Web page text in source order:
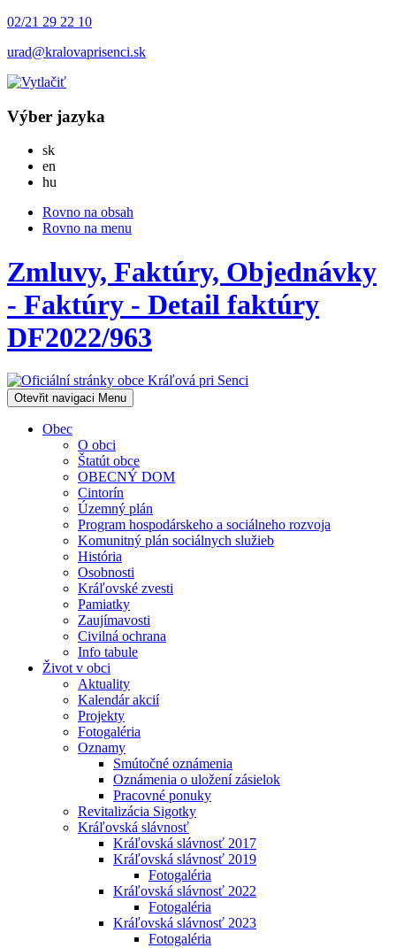
02/21 29 22 10
urad@kralovaprisenci.sk
Výber jazyka
skSlovensky
en
hu
Rovno na obsah
Rovno na menu
Zmluvy, Faktúry, Objednávky
- Faktúry - Detail faktúry
DF2022/963
Otevřit navigaci Menu
Obec
O obci
Štatút obce
OBECNÝ DOM
Cintorín
Územný plán
Program hospodárskeho a sociálneho rozvoja
Komunitný plán sociálnych služieb
História
Osobnosti
Kráľovské zvesti
Pamiatky
Zaujímavosti
Civilná ochrana
Info tabule
Život v obci
Aktuality
Kalendár akcií
Projekty
Fotogaléria
Oznamy
Smútočné oznámenia
Oznámenia o uložení zásielok
Pracovné ponuky
Revitalizácia Sigotky
Kráľovská slávnosť
Kráľovská slávnosť 2017
Kráľovská slávnosť 2019
Fotogaléria
Kráľovská slávnosť 2022
Fotogaléria
Kráľovská slávnosť 2023
Fotogaléria